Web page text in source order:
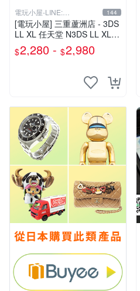
電玩小屋-LINE:
@AHZ5142U
144
[電玩小屋] 三重蘆洲店 - 3DS
LL XL 任天堂 N3DS LL XL
上液晶螢幕 零件 上屏 更換
維修
$2,280 - $2,980